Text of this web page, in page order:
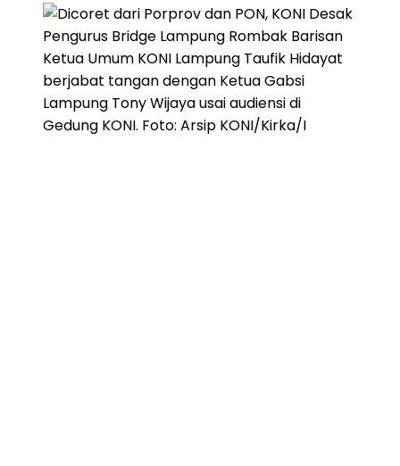
Ketua Umum KONI Lampung Taufik Hidayat
berjabat tangan dengan Ketua Gabsi
Lampung Tony Wijaya usai audiensi di
Gedung KONI. Foto: Arsip KONI/Kirka/I